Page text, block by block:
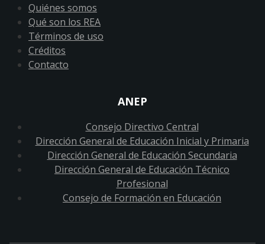
Quiénes somos
Qué son los REA
Términos de uso
Créditos
Contacto
ANEP
Consejo Directivo Central
Dirección General de Educación Inicial y Primaria
Dirección General de Educación Secundaria
Dirección General de Educación Técnico
Profesional
Consejo de Formación en Educación